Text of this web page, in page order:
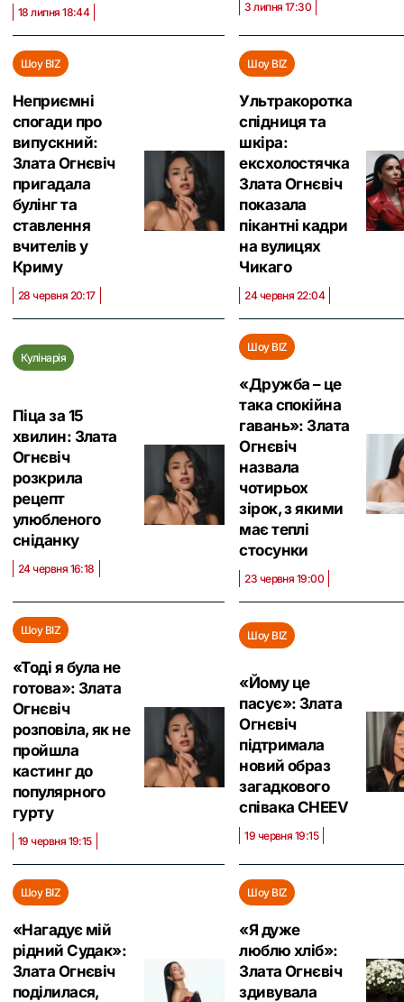
18 липня 18:44 3 липня 17:30
Шоу BIZ
Неприємні
спогади про
випускний:
Злата Огнєвіч
пригадала
булінг та
ставлення
вчителів у
Криму
28 червня 20:17
Шоу BIZ
Ультракоротка
спідниця та
шкіра:
ексхолостячка
Злата Огнєвіч
показала
пікантні кадри
на вулицях
Чикаго
24 червня 22:04
Кулінарія
Піца за 15
хвилин: Злата
Огнєвіч
розкрила
рецепт
улюбленого
сніданку
24 червня 16:18
Шоу BIZ
«Дружба – це
така спокійна
гавань»: Злата
Огнєвіч
назвала
чотирьох
зірок, з якими
має теплі
стосунки
23 червня 19:00
Шоу BIZ
«Тоді я була не
готова»: Злата
Огнєвіч
розповіла, як не
пройшла
кастинг до
популярного
гурту
19 червня 19:15
Шоу BIZ
«Йому це
пасує»: Злата
Огнєвіч
підтримала
новий образ
загадкового
співака CHEEV
19 червня 19:15
Шоу BIZ
«Нагадує мій
рідний Судак»:
Злата Огнєвіч
поділилася,
Шоу BIZ
«Я дуже
люблю хліб»:
Злата Огнєвіч
здивувала